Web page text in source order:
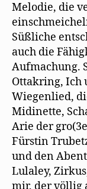
Melodie, die
Süßliche
auch die
Aufmachung.
Ottakring, Ich
Wiegenlied,
Midinette,
Arie der
Fürstin
und den
Lulaley,